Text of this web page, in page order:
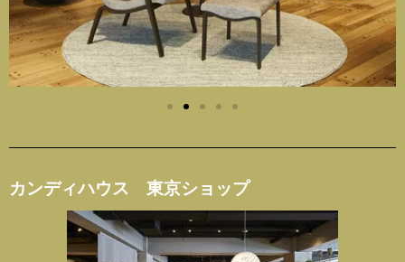
カンディハウス 東京ショップ